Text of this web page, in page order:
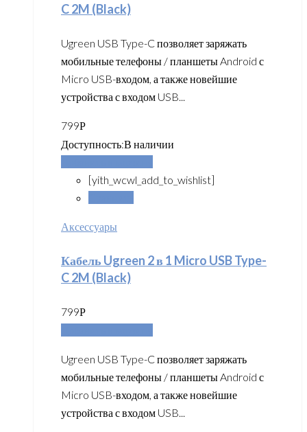
C 2M (Black)
Ugreen USB Type-C позволяет заряжать
мобильные телефоны / планшеты Android с
Micro USB-входом, а также новейшие
устройства с входом USB...
799Р
Доступность:В наличии
[yith_wcwl_add_to_wishlist]
Аксессуары
Кабель Ugreen 2 в 1 Micro USB Type-
C 2M (Black)
799Р
Ugreen USB Type-C позволяет заряжать
мобильные телефоны / планшеты Android с
Micro USB-входом, а также новейшие
устройства с входом USB...